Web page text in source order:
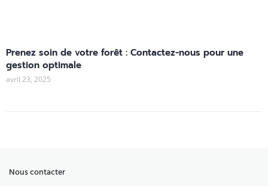
Prenez soin de votre forêt : Contactez-nous pour une
gestion optimale
avril 23, 2025
Nous contacter